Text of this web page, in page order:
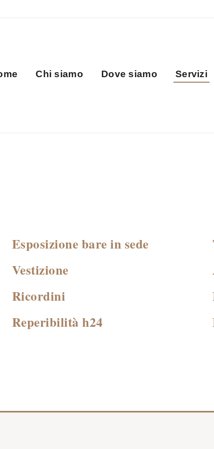
Chi siamo Dove siamo Servizi
Esposizione bare in sede
Vestizione
Ricordini
Reperibilità h24